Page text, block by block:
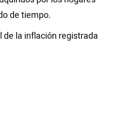
de tiempo.
de la inflación registrada